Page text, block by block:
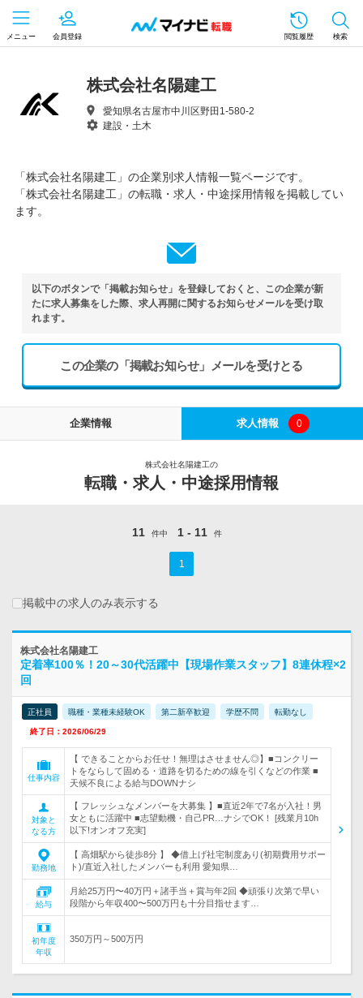
メニュー 会員登録 閲覧履歴 検索
株式会社名陽建工
愛知県名古屋市中川区野田1-580-2
建設・土木
「株式会社名陽建工」の企業別求人情報一覧ページです。
「株式会社名陽建工」の転職・求人・中途採用情報を掲載してい
ます。
以下のボタンで「掲載お知らせ」を登録しておくと、この企業が新
たに求人募集をした際、求人再開に関するお知らせメールを受け取
れます。
この企業の「掲載お知らせ」メールを受けとる
企業情報 求人情報 0
株式会社名陽建工の
転職・求人・中途採用情報
11 件中 1 - 11 件
1
掲載中の求人のみ表示する
株式会社名陽建工
定着率100％！20～30代活躍中【現場作業スタッフ】8連休程×2
回
正社員 職種・業種未経験OK 第二新卒歓迎 学歴不問 転勤なし
終了日：2026/06/29
仕事内容
【 できることからお任せ！無理はさせません◎】■コンクリー
トをならして固める・道路を切るための線を引くなどの作業 ■
天候不良による給与DOWNナシ
対象と
なる方
【 フレッシュなメンバーを大募集 】■直近2年で7名が入社！男
女ともに活躍中 ■志望動機・自己PR…ナシでOK！ [残業月10h
以下!オンオフ充実]
勤務地
【 高畑駅から徒歩8分 】 ◆借上げ社宅制度あり(初期費用サポー
ト)/直近入社したメンバーも利用 愛知県…
給与
月給25万円〜40万円＋諸手当＋賞与年2回 ◆頑張り次第で早い
段階から年収400〜500万円も十分目指せます…
初年度
年収
350万円～500万円